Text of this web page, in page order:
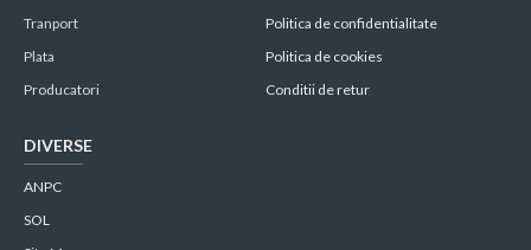
Tranport
Plata
Producatori
Politica de confidentialitate
Politica de cookies
Conditii de retur
DIVERSE
ANPC
SOL